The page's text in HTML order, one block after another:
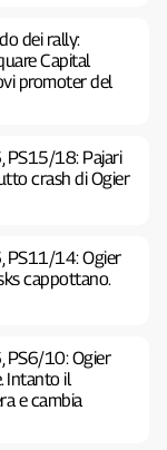
dei rally:
Capital
promoter del
PS15/18: Pajari
crash di Ogier
PS11/14: Ogier
cappottano.
PS6/10: Ogier
Intanto il
e cambia